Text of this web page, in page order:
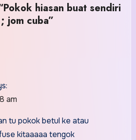
hiasan buat sendiri
jom cuba”
am
tu pokok betul ke atau
kitaaaaa tengok